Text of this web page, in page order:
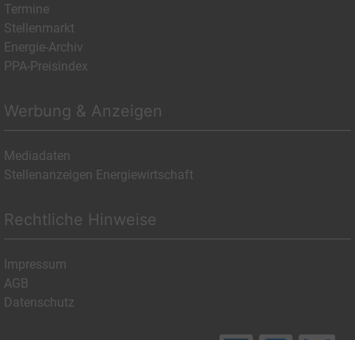
Termine
Stellenmarkt
Energie-Archiv
PPA-Preisindex
Werbung & Anzeigen
Mediadaten
Stellenanzeigen Energiewirtschaft
Rechtliche Hinweise
Impressum
AGB
Datenschutz